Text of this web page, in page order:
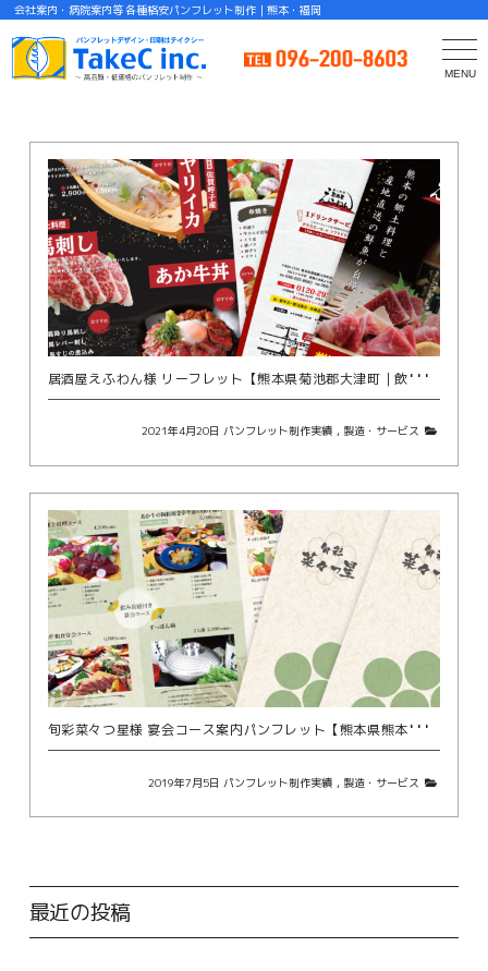
会社案内・病院案内等 各種格安パンフレット制作｜熊本・福岡
居
酒屋えふわん様 リーフレット【熊本県菊池郡大津町｜飲食・居酒屋】
2021年4月20日 パンフレット制作実績 , 製造・サービス
旬
彩菜々つ星様 宴会コース案内パンフレット【熊本県熊本市｜飲食・フード・和食料理店】
2019年7月5日 パンフレット制作実績 , 製造・サービス
最近の投稿
MENU